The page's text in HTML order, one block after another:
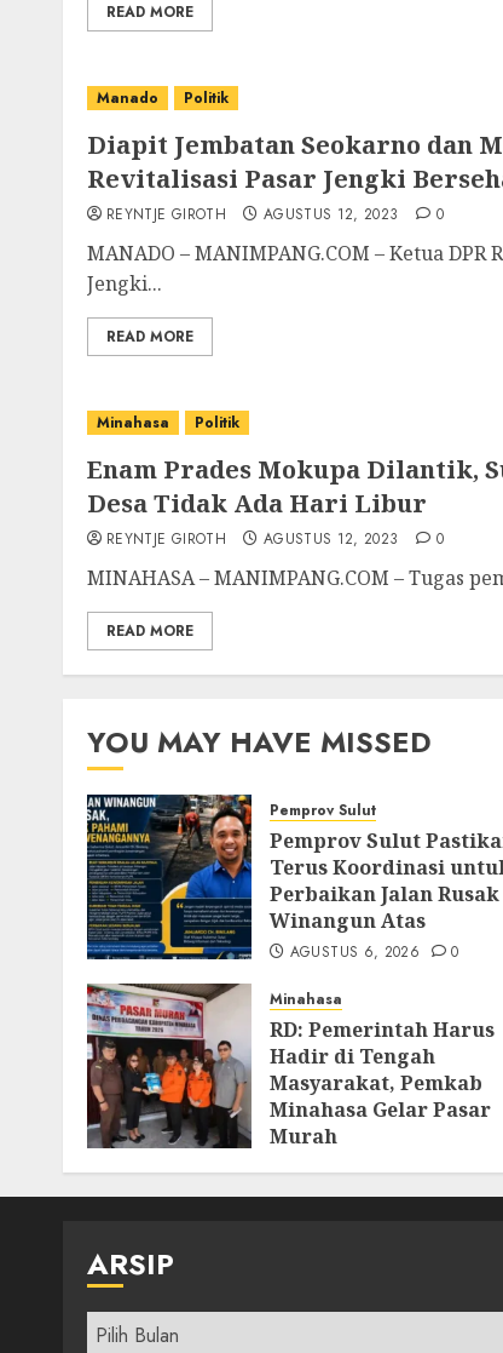
READ MORE
Manado Politik
Diapit Jembatan Seokarno dan
Revitalisasi Pasar Jengki
REYNTJE GIROTH AGUSTUS 12, 2023 0
MANADO – MANIMPANG.COM – Ketua
Jengki...
READ MORE
Minahasa Politik
Enam Prades Mokupa Dilantik,
Desa Tidak Ada Hari Libur
REYNTJE GIROTH AGUSTUS 12, 2023 0
MINAHASA – MANIMPANG.COM – Tugas
READ MORE
YOU MAY HAVE MISSED
Pemprov Sulut
Pemprov Sulut
Terus Koordinasi
Perbaikan Jalan
Winangun Atas
AGUSTUS 6, 2026 0
Minahasa
RD: Pemerintah Harus
Hadir di Tengah
Masyarakat, Pemkab
Minahasa Gelar Pasar
Murah
AGUSTUS 4, 2026 0
ARSIP
Arsip